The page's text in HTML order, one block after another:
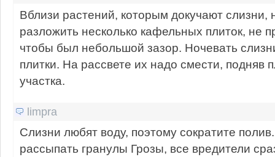
Вблизи растений, которым докучают слизни,
разложить несколько кафельных плиток, не
чтобы был небольшой зазор. Ночевать
плитки. На рассвете их надо смести, подняв
участка.
limpra
Слизни любят воду, поэтому сократите
рассыпать гранулы Грозы, все вредители